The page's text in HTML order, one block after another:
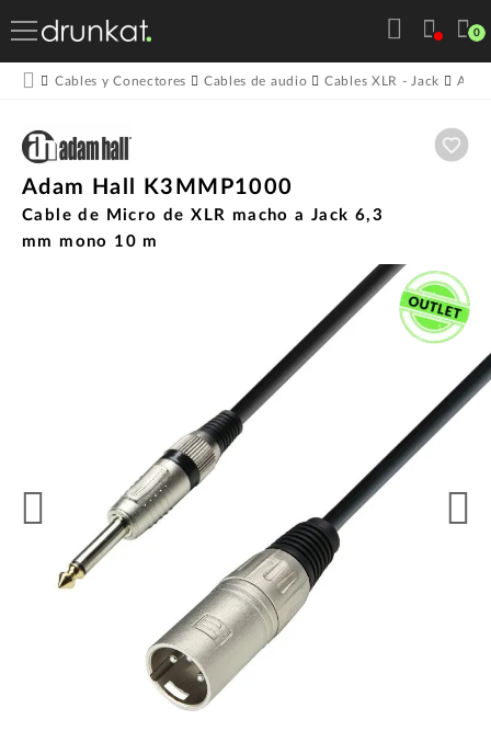
0
Cables y Conectores Cables de audio Cables XLR - Jack
Adam Hall K3MMP1000
Cable de Micro de XLR macho a Jack 6,3
mm mono 10 m